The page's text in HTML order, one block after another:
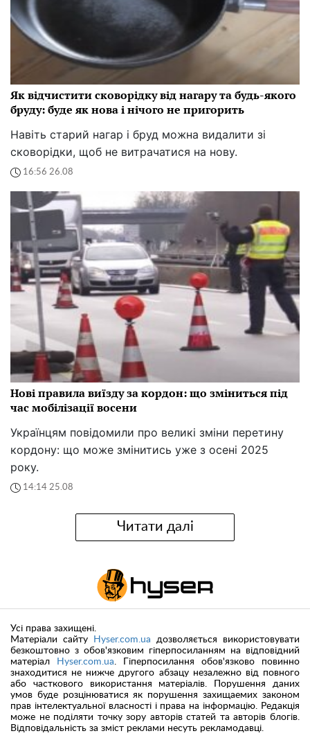
Як відчистити сковорідку від нагару та будь-якого
бруду: буде як нова і нічого не пригорить
Навіть старий нагар і бруд можна видалити зі
сковорідки, щоб не витрачатися на нову.
16:56 26.08
Нові правила виїзду за кордон: що зміниться під
час мобілізації восени
Українцям повідомили про великі зміни перетину
кордону: що може змінитись уже з осені 2025
року.
14:14 25.08
Читати далі
Усі права захищені.
Матеріали сайту
Hyser.com.ua дозволяється використовувати
безкоштовно з обов'язковим гіперпосиланням на відповідний
матеріал
Hyser.com.ua. Гіперпосилання обов'язково повинно
знаходитися не нижче другого абзацу незалежно від повного
або часткового використання матеріалів. Порушення даних
умов буде розцінюватися як порушення захищаемих законом
прав інтелектуальної власності і права на інформацію. Редакція
може не поділяти точку зору авторів статей та авторів блогів.
Відповідальність за зміст реклами несуть рекламодавці.